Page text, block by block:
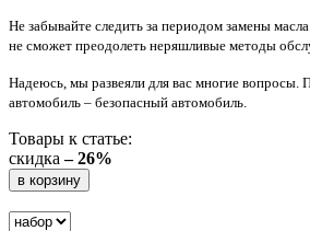
Не забывайте следить за периодом замены
не сможет преодолеть неряшливые методы
Надеюсь, мы развеяли для вас многие
автомобиль – безопасный автомобиль.
Товары к статье:
скидка– 26%
в корзину